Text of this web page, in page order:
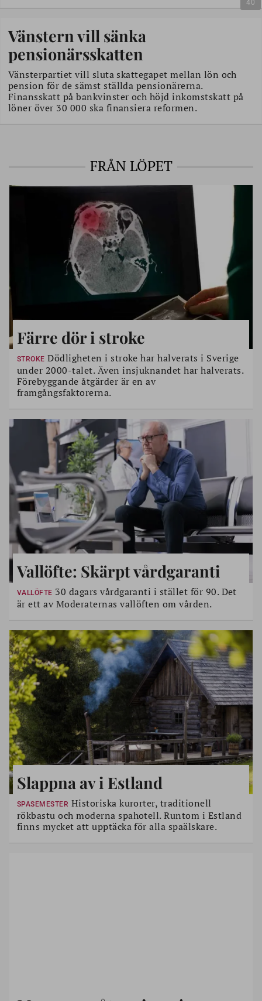
40
Vänstern vill sänka
pensionärsskatten
Vänsterpartiet vill sluta skattegapet mellan lön och
pension för de sämst ställda pensionärerna.
Finansskatt på bankvinster och höjd inkomstskatt på
löner över 30 000 ska finansiera reformen.
FRÅN LÖPET
Färre dör i stroke
STROKE Dödligheten i stroke har halverats i Sverige
under 2000-talet. Även insjuknandet har halverats.
Förebyggande åtgärder är en av
framgångsfaktorerna.
Vallöfte: Skärpt vårdgaranti
VALLÖFTE 30 dagars vårdgaranti i stället för 90. Det
är ett av Moderaternas vallöften om vården.
Slappna av i Estland
SPASEMESTER Historiska kurorter, traditionell
rökbastu och moderna spahotell. Runtom i Estland
finns mycket att upptäcka för alla spaälskare.